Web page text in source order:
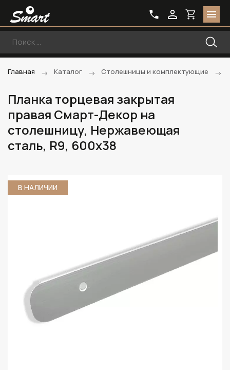
Главная Каталог Столешницы и комплектующие
Планка торцевая закрытая
правая Смарт-Декор на
столешницу, Нержавеющая
сталь, R9, 600x38
В НАЛИЧИИ